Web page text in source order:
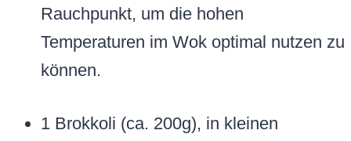
Rauchpunkt, um die hohen
Temperaturen im Wok optimal nutzen zu
können.
1 Brokkoli (ca. 200g), in kleinen